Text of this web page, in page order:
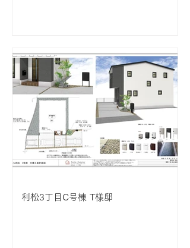
利松3丁目C号棟 T様邸